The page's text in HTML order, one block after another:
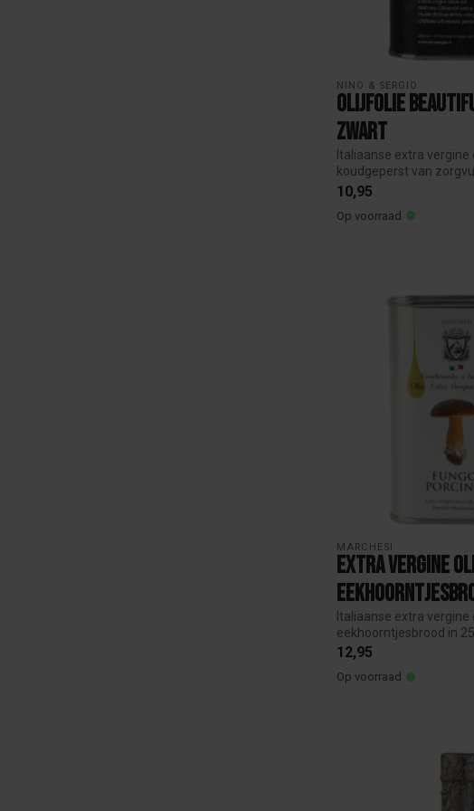
NINO & SERGIO
Olijfolie
Zwart
Italiaanse extra vergine
koudgeperst van
oli...
10,95
Op voorraad
MARCHESI
Extra Vergine
Italiaanse extra
eekhoorntjesbrood in
12,95
Op voorraad